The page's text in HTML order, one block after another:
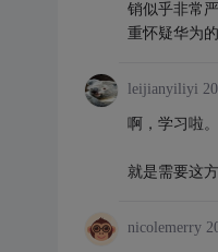
销似乎非常
重怀疑华为的
leijianyiliyi
啊，学习啦。
就是需要这
nicolemerry